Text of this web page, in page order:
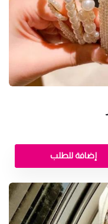
إضافة للطلب